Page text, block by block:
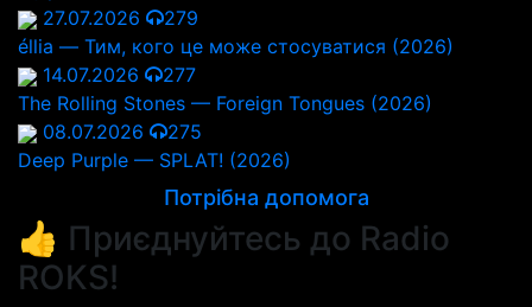
27.07.2026
279
éllia — Тим, кого це може стосуватися (2026)
14.07.2026
277
The Rolling Stones — Foreign Tongues (2026)
08.07.2026
275
Deep Purple — SPLAT! (2026)
Потрібна допомога
👍 Приєднуйтесь до Radio
ROKS!